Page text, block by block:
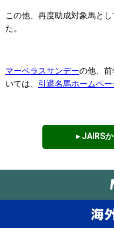
この他、再度助成対象馬とし
た。
マーベラスサンデーの他、
いては、 引退名馬ホームペー
▸ JAIRS